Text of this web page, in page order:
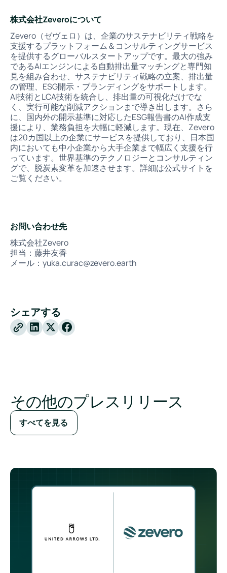
シェアする
X
Facebook
株式会社Zeveroについて
Zevero（ゼヴェロ）は、企業のサステナビリティ戦略を
支援するプラットフォーム＆コンサルティングサービス
を提供するグローバルスタートアップです。最大の強み
であるAIエンジンによる自動排出量マッチングと専門知
見を組み合わせ、サステナビリティ戦略の立案、排出量
の管理、ESG開示・ブランディングをサポートします。
AI技術とLCA技術を統合し、排出量の可視化だけでな
く、実行可能な削減アクションまで導き出します。さら
に、国内外の開示基準に対応したESG報告書のAI作成支
援により、業務負担を大幅に軽減します。現在、Zevero
は20カ国以上の企業にサービスを提供しており、日本国
内においても中小企業から大手企業まで幅広く支援を行
っています。世界基準のテクノロジーとコンサルティン
グで、脱炭素変革を加速させます。詳細は公式サイトを
ご覧ください。
お問い合わせ先
株式会社Zevero
担当：藤井友香
メール：yuka.curac@zevero.earth
その他のプレスリリース
すべてを見る